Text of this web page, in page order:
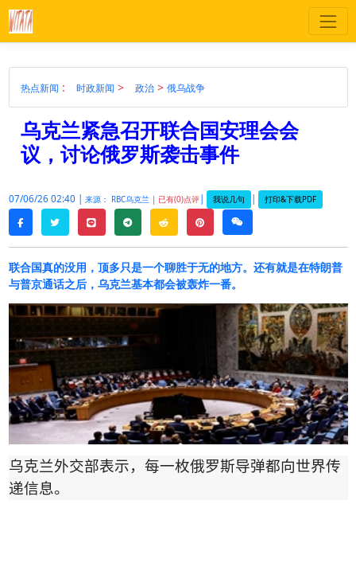
热点新闻 : 时政新闻 > 政治 > 俄乌战争
乌克兰紧急召开联合国安理会会
议，讨论俄罗斯袭击事件
07/06/26 02:40 | 来源： RBC乌克兰 | 已有(0)点评| 我说几句 | 打印&下载PDF
facebooktwitterline telegramreddit pinterestweixin
联合国真的没用，顶多只是一个聊胜于无的地方。还有就是在特朗普
与普京通话之后，乌克兰基本都会被轰炸一番。
乌克兰外交部表示，每一枚俄罗斯导弹都向世界传
递信息。